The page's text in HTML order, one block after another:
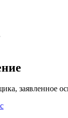
заявленное